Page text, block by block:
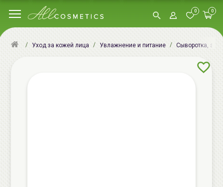
0 0
Уход за кожей лица Увлажнение и питание Сыворотка,